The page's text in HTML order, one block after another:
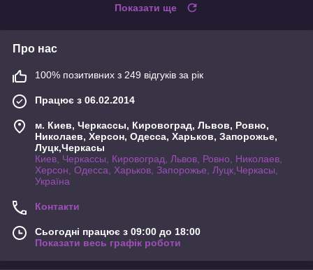
Показати ще
Про нас
100% позитивних з 249 відгуків за рік
Працює з 06.02.2014
м. Киев, Черкассы, Кировоград, Львов, Ровно,
Николаев, Херсон, Одесса, Харьков, Запорожье,
Луцк,Черкасы
Киев, Черкассы, Кировоград, Львов, Ровно, Николаев,
Херсон, Одесса, Харьков, Запорожье, Луцк,Черкасы,
Україна
Контакти
Сьогодні працює з 09:00 до 18:00
Показати весь графік роботи